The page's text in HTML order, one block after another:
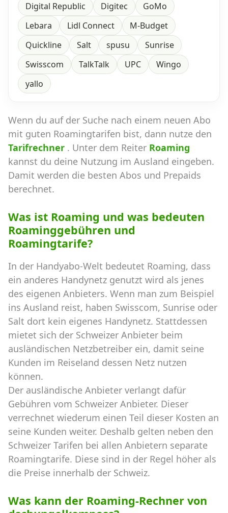
Digital Republic
Digitec
GoMo
Lebara
Lidl Connect
M-Budget
Quickline
Salt spusu
Sunrise
Swisscom
TalkTalk UPC
Wingo
yallo
Wenn du auf der Suche nach einem neuen Abo
mit guten Roamingtarifen bist, dann nutze den
Tarifrechner . Unter dem Reiter Roaming
kannst du deine Nutzung im Ausland eingeben.
Damit werden die besten Abos und Prepaids
berechnet.
Was ist Roaming und was bedeuten
Roaminggebühren und
Roamingtarife?
In der Handyabo-Welt bedeutet Roaming, dass
ein anderes Handynetz genutzt wird als jenes
des eigenen Anbieters. Wenn man zum Beispiel
ins Ausland reist, haben Swisscom, Sunrise oder
Salt dort kein eigenes Handynetz. Stattdessen
mietet sich der Schweizer Anbieter beim
ausländischen Netzbetreiber ein, damit seine
Kunden im Reiseland dessen Netz nutzen
können.
Der ausländische Anbieter verlangt dafür
Gebühren vom Schweizer Anbieter. Dieser
verrechnet wiederum einen Teil dieser Kosten an
seine Kunden weiter. Deshalb gelten neben den
Schweizer Tarifen bei allen Anbietern separate
Roamingtarife. Diese sind in der Regel höher als
die Preise innerhalb der Schweiz.
Was kann der Roaming-Rechner von